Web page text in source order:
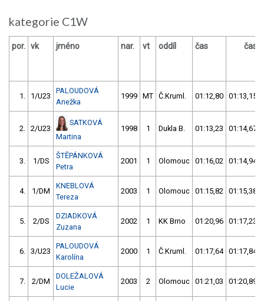
kategorie C1W
por. vk jméno nar. vt oddíl čas čas
1. 1/U23
PALOUDOVÁ
Anežka
1999 MT Č.Kruml. 01:12,80 01:13,15
2. 2/U23
SATKOVÁ
Martina
1998 1 Dukla B. 01:13,23 01:14,67
3. 1/DS
ŠTĚPÁNKOVÁ
Petra
2001 1 Olomouc 01:16,02 01:14,94
4. 1/DM
KNEBLOVÁ
Tereza
2003 1 Olomouc 01:15,82 01:15,38
5. 2/DS
DZIADKOVÁ
Zuzana
2002 1 KK Brno 01:20,96 01:17,23
6. 3/U23
PALOUDOVÁ
Karolína
2000 1 Č.Kruml. 01:17,64 01:17,84
7. 2/DM
DOLEŽALOVÁ
Lucie
2003 2 Olomouc 01:21,03 01:20,89